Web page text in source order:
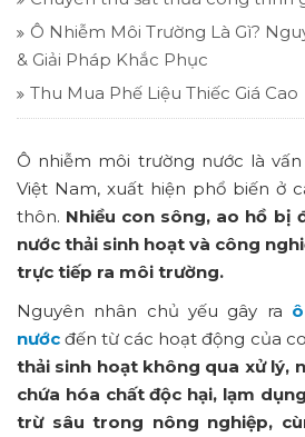
Ô Nhiễm Môi Trường Là Gì?
& Giải Pháp Khắc Phục
Thu Mua Phế Liệu Thiếc Giá Cao
Ô nhiễm môi trường nước là
Việt Nam, xuất hiện phổ biến ở
thôn. Nhiều con sông, ao hồ bị
nước thải sinh hoạt và công
trực tiếp ra môi trường.
Nguyên nhân chủ yếu gây ra
nước đến từ các hoạt động của
thải sinh hoạt không qua xử lý,
chứa hóa chất độc hại, lạm
trừ sâu trong nông nghiệp,